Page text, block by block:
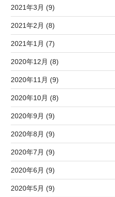
2021年3月 (9)
2021年2月 (8)
2021年1月 (7)
2020年12月 (8)
2020年11月 (9)
2020年10月 (8)
2020年9月 (9)
2020年8月 (9)
2020年7月 (9)
2020年6月 (9)
2020年5月 (9)